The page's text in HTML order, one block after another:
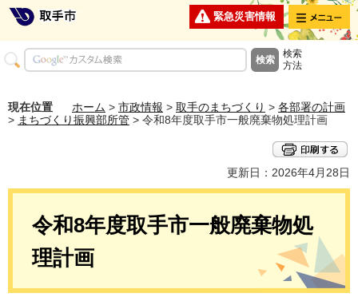
緊急災害情報 メニュー
検索
方法
現在位置 ホーム > 市政情報 > 取手のまちづくり > 各部署の計画
> まちづくり振興部所管 > 令和8年度取手市一般廃棄物処理計画
更新日：2026年4月28日
令和8年度取手市一般廃棄物処
理計画